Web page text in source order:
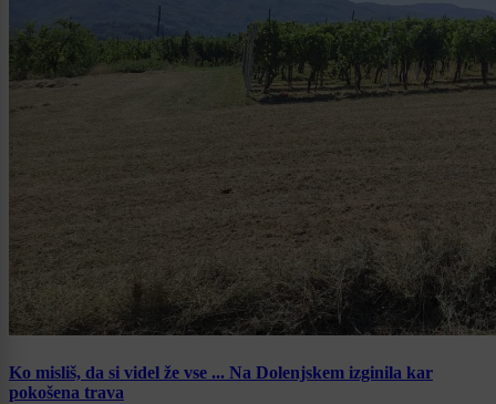
Ko misliš, da si videl že vse ... Na Dolenjskem izginila kar
pokošena trava